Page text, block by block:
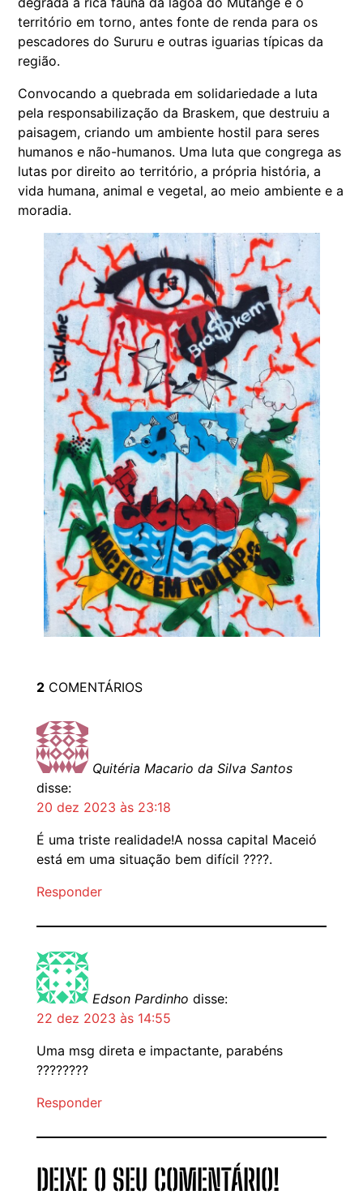
território em torno, antes fonte de renda para os
pescadores do Sururu e outras iguarias típicas da
região.
Convocando a quebrada em solidariedade a luta
pela responsabilização da Braskem, que destruiu a
paisagem, criando um ambiente hostil para seres
humanos e não-humanos. Uma luta que congrega as
lutas por direito ao território, a própria história, a
vida humana, animal e vegetal, ao meio ambiente e a
moradia.
2COMENTÁRIOS
Quitéria Macario da Silva Santos
disse:
20 dez 2023 às 23:18
É uma triste realidade!A nossa capital Maceió
está em uma situação bem difícil ????.
Responder
Edson Pardinho disse:
22 dez 2023 às 14:55
Uma msg direta e impactante, parabéns
????????
Responder
DEIXE O SEU COMENTÁRIO!